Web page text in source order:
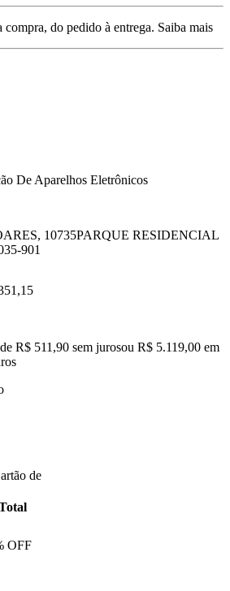
compra, do pedido à entrega. Saiba mais
De Aparelhos Eletrônicos
10735PARQUE RESIDENCIAL
901
,15
R$ 511,90 sem jurosou R$ 5.119,00 em
de
OFF